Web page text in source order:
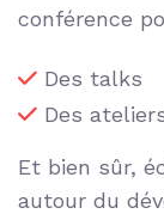
conférence
Des talks
Des
Et bien sûr,
autour du